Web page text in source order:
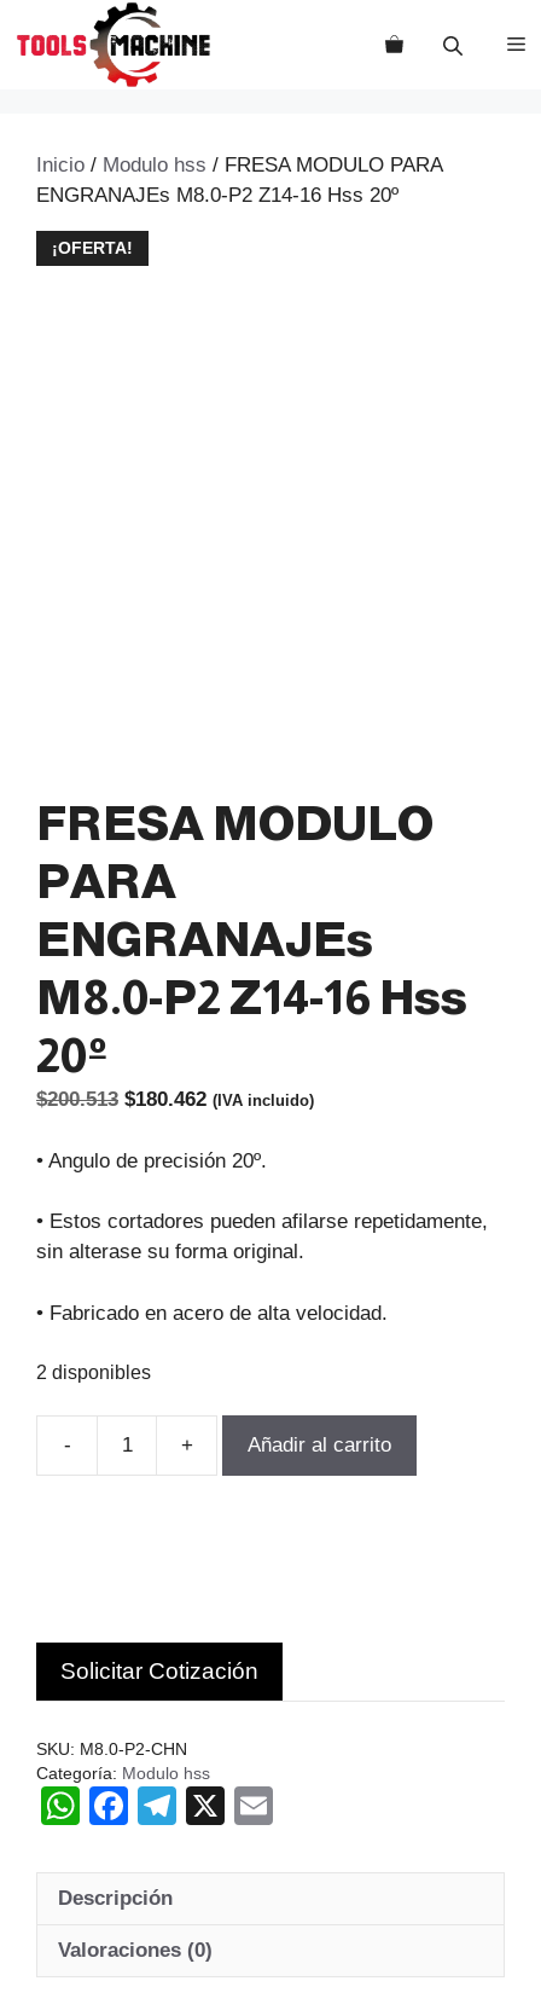
Inicio / Modulo hss / FRESA MODULO PARA
ENGRANAJEs M8.0-P2 Z14-16 Hss 20º
¡OFERTA!
FRESA MODULO
PARA
ENGRANAJEs
M8.0-P2 Z14-16 Hss
20º
$200.513 El
original
$200.513.
$180.462El
actual
$180.462.
(IVA incluido)
• Angulo de precisión 20º.
• Estos cortadores pueden afilarse repetidamente,
sin alterase su forma original.
• Fabricado en acero de alta velocidad.
2 disponibles
-
FRESA
Z14-
16
Hss
+ Añadir al carrito
Solicitar Cotización
SKU: M8.0-P2-CHN
Categoría: Modulo hss
W
at
A
F
c
b
T
e
a
X
ail
Descripción
Valoraciones (0)